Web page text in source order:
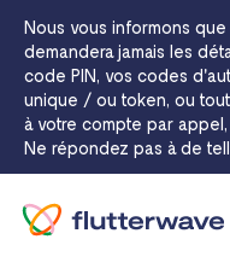
Nous vous informons
demandera jamais les
code PIN, vos codes
unique / ou token, ou
à votre compte par
Ne répondez pas à de